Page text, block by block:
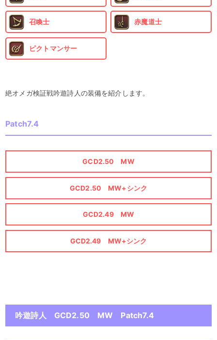
召喚士 赤魔道士
ピクトマンサー
絶オメガ検証戦吟遊詩人の装備を紹介します。
Patch7.4
GCD2.50 MW
GCD2.50 MW+シンク
GCD2.49 MW
GCD2.49 MW+シンク
吟遊詩人 GCD2.50 MW Patch7.4